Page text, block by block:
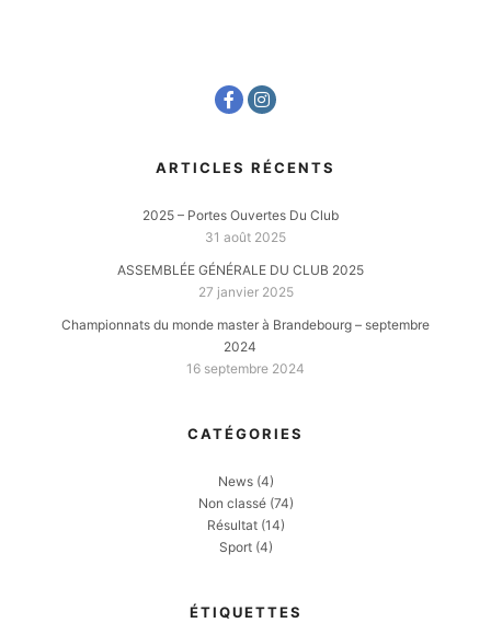
ARTICLES RÉCENTS
2025 – Portes Ouvertes Du Club
31 août 2025
ASSEMBLÉE GÉNÉRALE DU CLUB 2025
27 janvier 2025
Championnats du monde master à Brandebourg – septembre
2024
16 septembre 2024
CATÉGORIES
News(4)
Non classé(74)
Résultat(14)
Sport(4)
ÉTIQUETTES